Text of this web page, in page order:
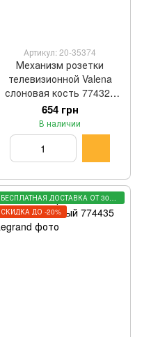
Артикул: 20-35374
Механизм розетки
телевизионной Valena
слоновая кость 774329
Legrand
654 грн
В наличии
БЕСПЛАТНАЯ ДОСТАВКА ОТ 3000 ГРН
СКИДКА ДО -20%